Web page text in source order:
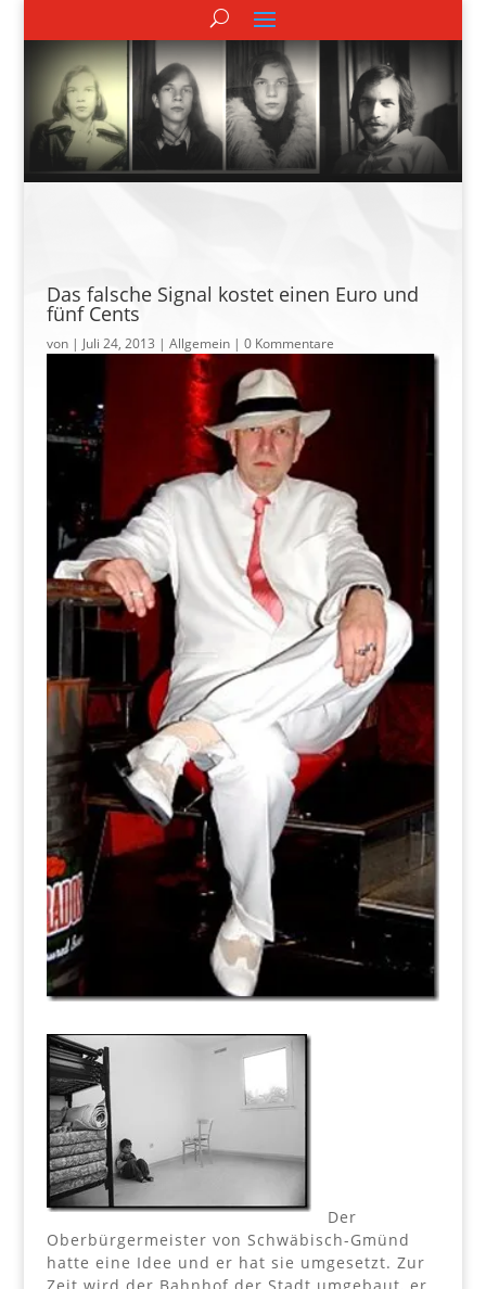
Das falsche Signal kostet einen Euro und
fünf Cents
von | Juli 24, 2013 | Allgemein | 0 Kommentare
Der
Oberbürgermeister von Schwäbisch-Gmünd
hatte eine Idee und er hat sie umgesetzt. Zur